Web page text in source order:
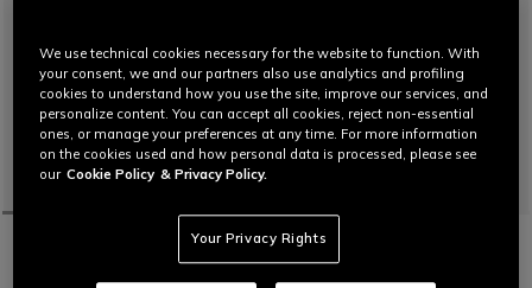
MOTO GANTS
STEEL-PRO GLOVES
We use technical cookies necessary for the website to function. With
your consent, we and our partners also use analytics and profiling
cookies to understand how you use the site, improve our services, and
personalize content. You can accept all cookies, reject non-essential
ones, or manage your preferences at any time. For more information
on the cookies used and how personal data is processed, please see
our Cookie Policy & Privacy Policy.
Your Privacy Rights